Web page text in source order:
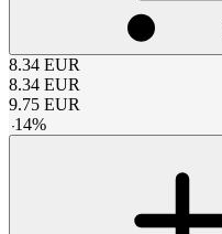
8.34 EUR
8.34 EUR
9.75 EUR
-14%